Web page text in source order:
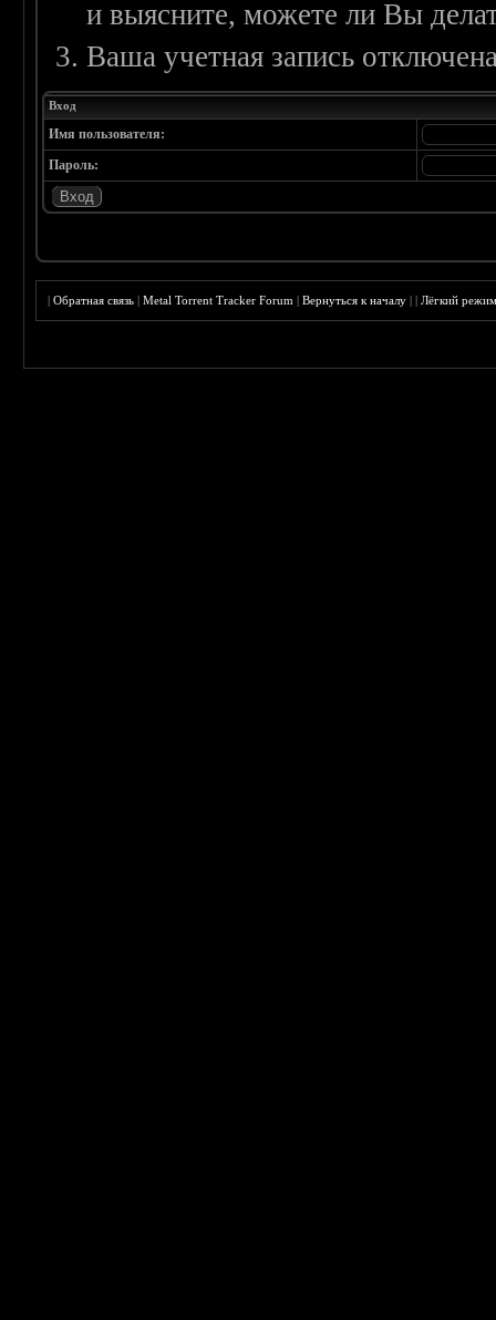
и выясните, можете ли Вы
Ваша учетная запись
Вход
Имя пользователя:
Пароль:
|Обратная связь |Metal Torrent Tracker Forum |Вернуться к началу ||Лёгкий